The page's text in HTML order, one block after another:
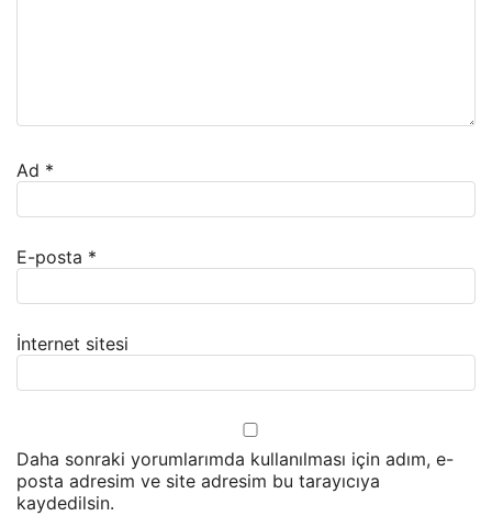
Ad *
E-posta *
İnternet sitesi
Daha sonraki yorumlarımda kullanılması için adım, e-
posta adresim ve site adresim bu tarayıcıya
kaydedilsin.